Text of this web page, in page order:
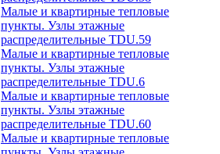
Малые и квартирные тепловые
пункты. Узлы этажные
распределительные TDU.59
Малые и квартирные тепловые
пункты. Узлы этажные
распределительные TDU.6
Малые и квартирные тепловые
пункты. Узлы этажные
распределительные TDU.60
Малые и квартирные тепловые